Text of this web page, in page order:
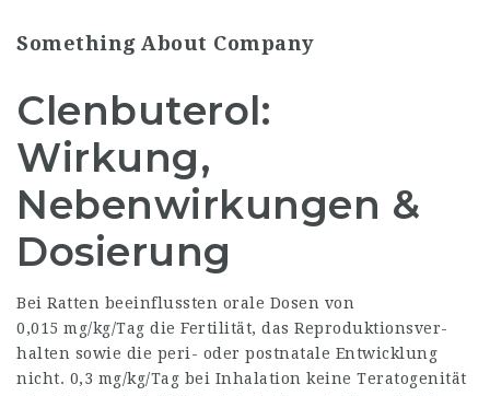
Something About Company
Clenbuterol:
Wirkung,
Nebenwirkungen &
Dosierung
Bei Ratten beeinflussten orale Dosen von
0,015 mg/kg/Tag die Fertilität, das Reproduktionsver­
halten sowie die peri- oder postnatale Entwicklung
nicht. 0,3 mg/kg/Tag bei Inhalation keine Teratogenität